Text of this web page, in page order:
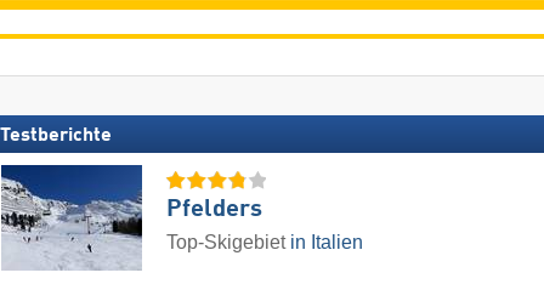
Testberichte
Pfelders
Top-Skigebiet in Italien